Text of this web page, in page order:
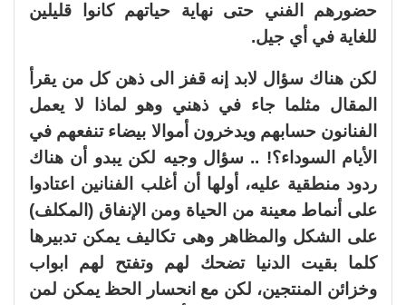
حضورهم الفني حتى نهاية حياتهم كانوا قليلين
للغاية في أي جيل.
لكن هناك سؤال لابد إنه قفز الى ذهن كل من يقرأ
المقال مثلما جاء في ذهني وهو لماذا لا يعمل
الفنانون حسابهم ويدخرون أموالا بيضاء تنفعهم في
الأيام السوداء؟! .. سؤال وجيه لكن يبدو أن هناك
ردود منطقية عليه، أولها أن أغلب الفنانين اعتادوا
على أنماط معينة من الحياة ومن الإنفاق (المكلف)
على الشكل والمظاهر وهى تكاليف يمكن تدبيرها
كلما بقيت الدنيا تضحك لهم وتفتح لهم ابواب
وخزائن المنتجين، لكن مع انحسار الحظ يمكن لمن